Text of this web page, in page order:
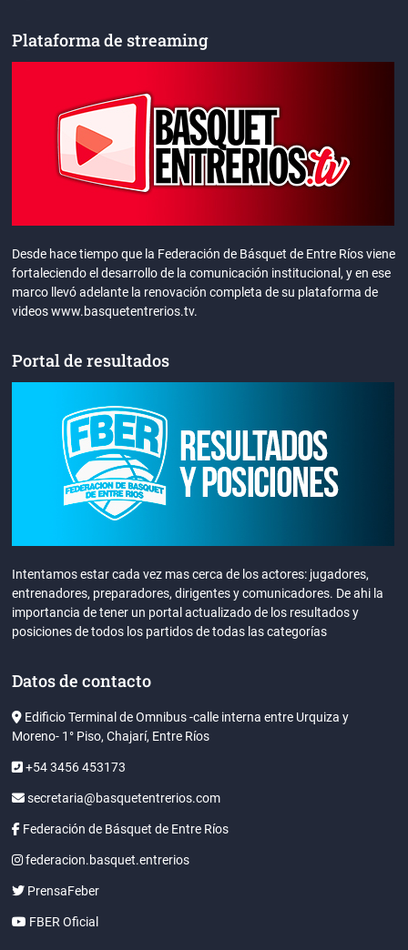
Plataforma de streaming
Desde hace tiempo que la Federación de Básquet de Entre Ríos viene
fortaleciendo el desarrollo de la comunicación institucional, y en ese
marco llevó adelante la renovación completa de su plataforma de
videos www.basquetentrerios.tv.
Portal de resultados
Intentamos estar cada vez mas cerca de los actores: jugadores,
entrenadores, preparadores, dirigentes y comunicadores. De ahi la
importancia de tener un portal actualizado de los resultados y
posiciones de todos los partidos de todas las categorías
Datos de contacto
Edificio Terminal de Omnibus -calle interna entre Urquiza y
Moreno- 1° Piso, Chajarí, Entre Ríos
+54 3456 453173
secretaria@basquetentrerios.com
Federación de Básquet de Entre Ríos
federacion.basquet.entrerios
PrensaFeber
FBER Oficial